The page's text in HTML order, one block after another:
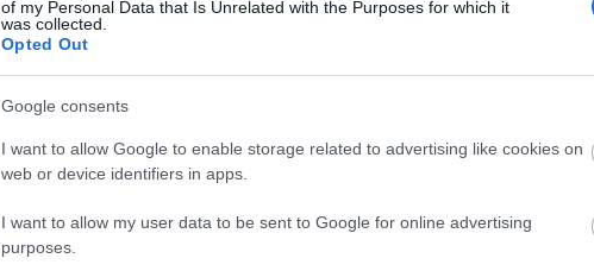
of my Personal Data that Is Unrelated with the Purposes for which it
was collected.
Opted Out
Google consents
I want to allow Google to enable storage related to advertising like cookies on
web or device identifiers in apps.
I want to allow my user data to be sent to Google for online advertising
purposes.
provance
munkálatok (1)
palántanevelés (2)
(1) paradicsom
paradicsom